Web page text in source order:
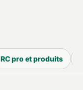
RC pro et produits